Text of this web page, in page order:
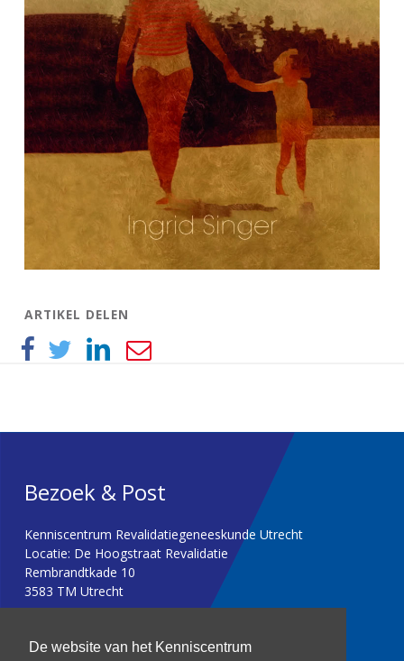
De website van het Kenniscentrum
ARTIKEL DELEN
Bezoek & Post
Kenniscentrum Revalidatiegeneeskunde Utrecht
Locatie: De Hoogstraat Revalidatie
Rembrandtkade 10
3583 TM Utrecht